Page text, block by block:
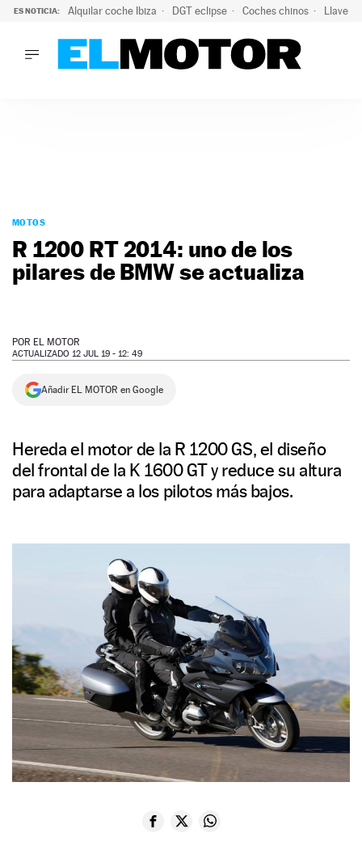
ES NOTICIA: Alquilar coche Ibiza DGT eclipse Coches chinos Llaves
PODCAST
MOTOS
TECNOLOGÍA
SUPERCOCHES
SERVICIOS
NEWSLETTER
MOTOS
R 1200 RT 2014: uno de los
pilares de BMW se actualiza
POR EL MOTOR
ACTUALIZADO 12 JUL 19 - 12: 49
Añadir EL MOTOR en Google
Hereda el motor de la R 1200 GS, el diseño
del frontal de la K 1600 GT y reduce su altura
para adaptarse a los pilotos más bajos.